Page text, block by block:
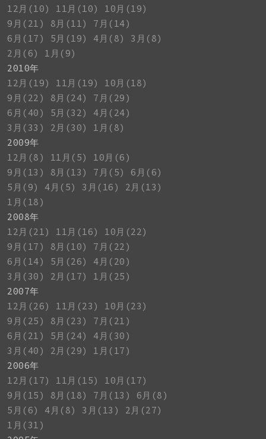
12月(10)
11月(10)
10月(19)
9月(21)
8月(11)
7月(14)
6月(17)
5月(19) 4月(8)
3月(8)
2月(6)
1月(9)
2010年
12月(19)
11月(19)
10月(18)
9月(22)
8月(24)
7月(29)
6月(40)
5月(32)
4月(24)
3月(33)
2月(30)
1月(8)
2009年
12月(8)
11月(5)
10月(6)
9月(13)
8月(13) 7月(5)
6月(6)
5月(9)
4月(5) 3月(16)
2月(13)
1月(18)
2008年
12月(21)
11月(16)
10月(22)
9月(17)
8月(10)
7月(22)
6月(14)
5月(26)
4月(20)
3月(30)
2月(17)
1月(25)
2007年
12月(26)
11月(23)
10月(23)
9月(25)
8月(23)
7月(21)
6月(21)
5月(24)
4月(30)
3月(40)
2月(29)
1月(17)
2006年
12月(17)
11月(15)
10月(17)
9月(15)
8月(18) 7月(13)
6月(8)
5月(6)
4月(8) 3月(13)
2月(27)
1月(31)